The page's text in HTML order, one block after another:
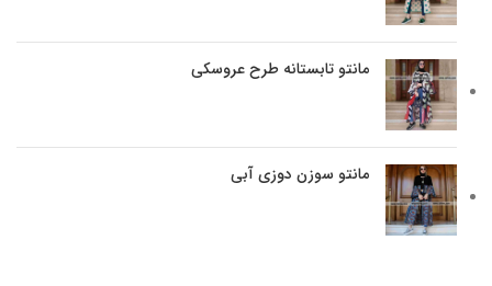
مانتو تابستانه طرح عروسکی
مانتو سوزن دوزی آبی